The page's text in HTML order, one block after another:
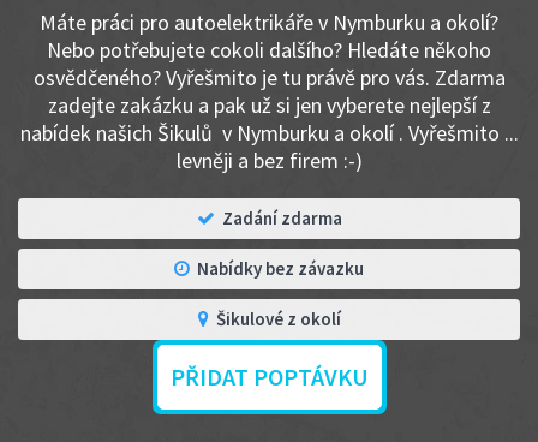
Máte práci pro autoelektrikáře v Nymburku a okolí?
Nebo potřebujete cokoli dalšího? Hledáte někoho
osvědčeného? Vyřešmito je tu právě pro vás. Zdarma
zadejte zakázku a pak už si jen vyberete nejlepší z
nabídek našich Šikulů v Nymburku a okolí . Vyřešmito ...
levněji a bez firem :-)
Zadání zdarma
Nabídky bez závazku
Šikulové z okolí
PŘIDAT POPTÁVKU